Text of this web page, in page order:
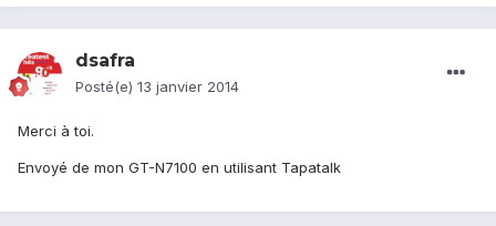
dsafra
Posté(e) 13 janvier 2014
Merci à toi.
Envoyé de mon GT-N7100 en utilisant Tapatalk